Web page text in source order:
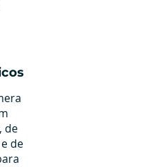
de
de